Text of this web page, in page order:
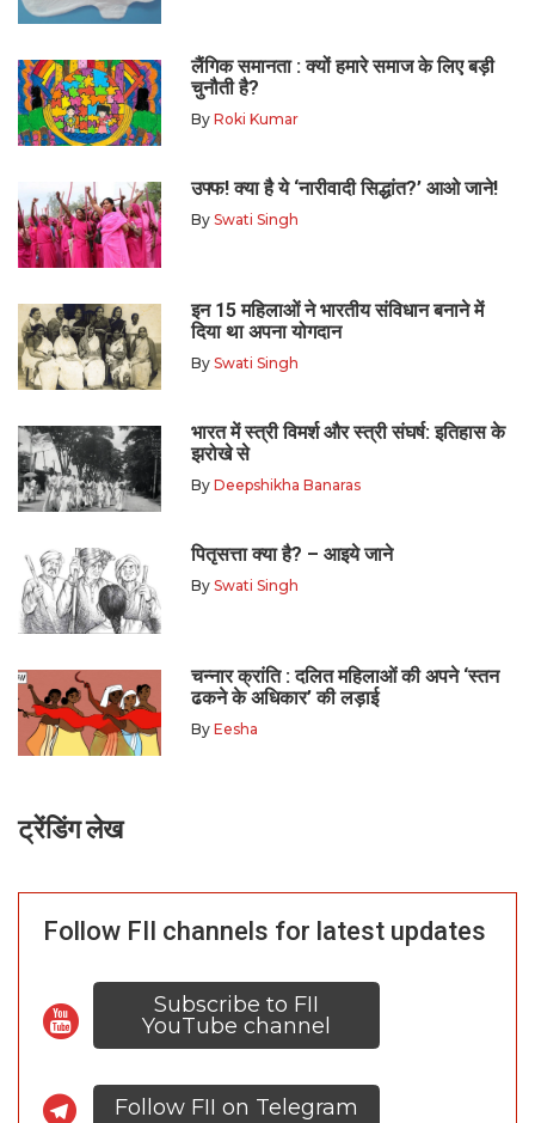
लैंगिक समानता : क्यों हमारे समाज के लिए बड़ी
चुनौती है?
By Roki Kumar
उफ्फ! क्या है ये ‘नारीवादी सिद्धांत?’ आओ जाने!
By Swati Singh
इन 15 महिलाओं ने भारतीय संविधान बनाने में
दिया था अपना योगदान
By Swati Singh
भारत में स्त्री विमर्श और स्त्री संघर्ष: इतिहास के
झरोखे से
By Deepshikha Banaras
पितृसत्ता क्या है? – आइये जाने
By Swati Singh
चन्नार क्रांति : दलित महिलाओं की अपने ‘स्तन
ढकने के अधिकार’ की लड़ाई
By Eesha
ट्रेंडिंग लेख
Follow FII channels for latest updates
Subscribe to FII
YouTube channel
Follow FII on Telegram